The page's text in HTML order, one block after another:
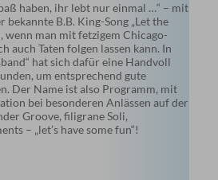
haben, ihr lebt nur einmal …“ – mit
bekannte B.B. King-Song „Let the
wenn man mit fetzigem Chicago-
auch Taten folgen lassen kann. In
hat sich dafür eine Handvoll
um entsprechend gute
Der Name ist also Programm, mit
bei besonderen Anlässen auf der
Groove, filigrane Soli,
– „let’s have some fun“!